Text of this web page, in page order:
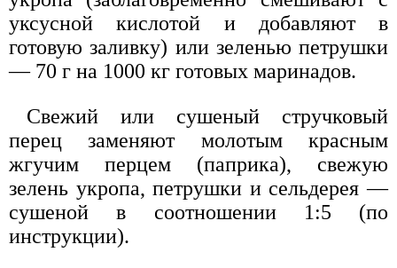
уксусной кислотой и добавляют в
готовую заливку) или зеленью петрушки
— 70 г на 1000 кг готовых маринадов.
Свежий или сушеный стручковый
перец заменяют молотым красным
жгучим перцем (паприка), свежую
зелень укропа, петрушки и сельдерея —
сушеной в соотношении 1:5 (по
инструкции).